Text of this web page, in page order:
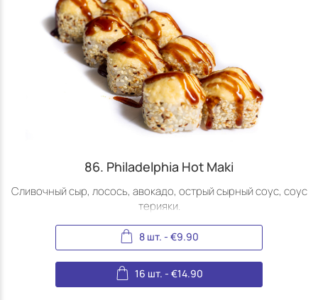
86. Philadelphia Hot Maki
Сливочный сыр, лосось, авокадо, острый сырный соус, соус
терияки.
8 шт. - €9.90
16 шт. - €14.90